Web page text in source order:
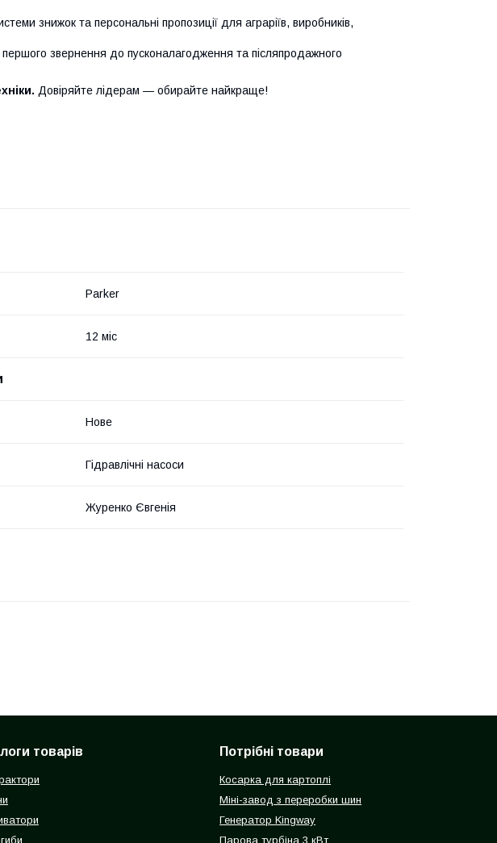
знижок та персональні пропозиції для аграріїв, виробників,
звернення до пусконалагодження та післяпродажного
Довіряйте лідерам — обирайте найкраще!
Parker
12 міс
Нове
Гідравлічні насоси
Журенко Євгенія
товарів Потрібні товари
Косарка для картоплі
Міні-завод з переробки шин
Генератор Kingway
Парова турбіна 3 кВт